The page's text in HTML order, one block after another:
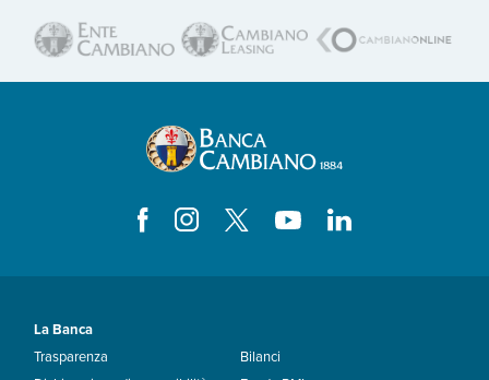
La Banca
Trasparenza
Bilanci